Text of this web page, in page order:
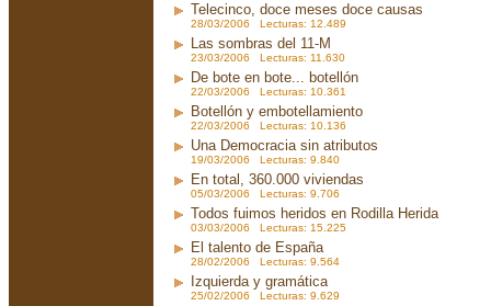
Telecinco, doce meses doce causas
28/03/2006 Lecturas: 12.489
Las sombras del 11-M
23/03/2006 Lecturas: 11.630
De bote en bote... botellón
22/03/2006 Lecturas: 10.361
Botellón y embotellamiento
22/03/2006 Lecturas: 10.136
Una Democracia sin atributos
19/03/2006 Lecturas: 9.840
En total, 360.000 viviendas
05/03/2006 Lecturas: 9.706
Todos fuimos heridos en Rodilla Herida
03/03/2006 Lecturas: 15.225
El talento de España
28/02/2006 Lecturas: 9.564
Izquierda y gramática
25/02/2006 Lecturas: 9.629